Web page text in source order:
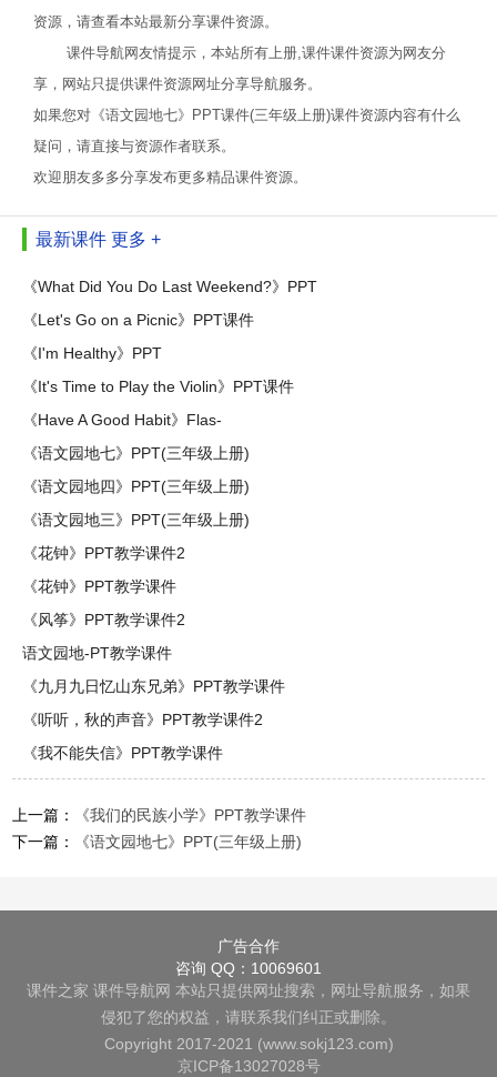
资源，请查看本站最新分享课件资源。
课件导航网友情提示，本站所有上册,课件课件资源为网友分
享，网站只提供课件资源网址分享导航服务。
如果您对《语文园地七》PPT课件(三年级上册)课件资源内容有什么
疑问，请直接与资源作者联系。
欢迎朋友多多分享发布更多精品课件资源。
最新课件 更多 +
《What Did You Do Last Weekend?》PPT
《Let's Go on a Picnic》PPT课件
《I'm Healthy》PPT
《It's Time to Play the Violin》PPT课件
《Have A Good Habit》Flas-
《语文园地七》PPT(三年级上册)
《语文园地四》PPT(三年级上册)
《语文园地三》PPT(三年级上册)
《花钟》PPT教学课件2
《花钟》PPT教学课件
《风筝》PPT教学课件2
语文园地-PT教学课件
《九月九日忆山东兄弟》PPT教学课件
《听听，秋的声音》PPT教学课件2
《我不能失信》PPT教学课件
上一篇：
《我们的民族小学》PPT教学课件
下一篇：
《语文园地七》PPT(三年级上册)
广告合作
咨询 QQ：10069601
课件之家 课件导航网 本站只提供网址搜索，网址导航服务，如果
侵犯了您的权益，请联系我们纠正或删除。
Copyright 2017-2021 (www.sokj123.com)
京ICP备13027028号